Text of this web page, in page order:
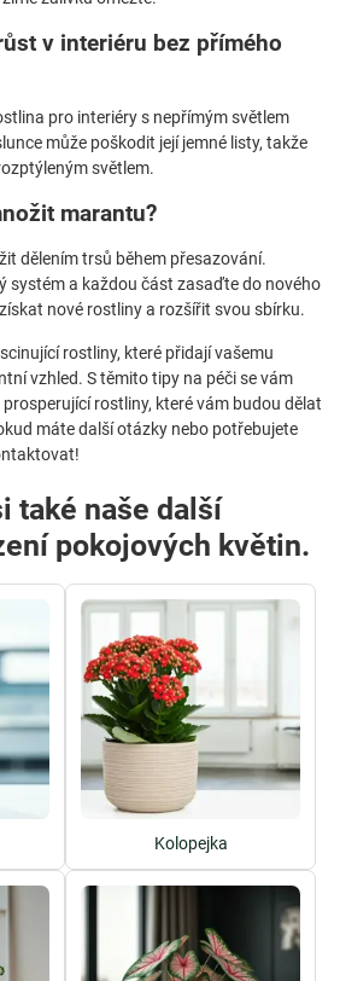
v interiéru bez přímého
pro interiéry s nepřímým světlem
může poškodit její jemné listy, takže
světlem.
marantu?
dělením trsů během přesazování.
systém a každou část zasaďte do nového
nové rostliny a rozšířit svou sbírku.
rostliny, které přidají vašemu
vzhled. S těmito tipy na péči se vám
rostliny, které vám budou dělat
máte další otázky nebo potřebujete
také naše další
pokojových květin.
Kolopejka